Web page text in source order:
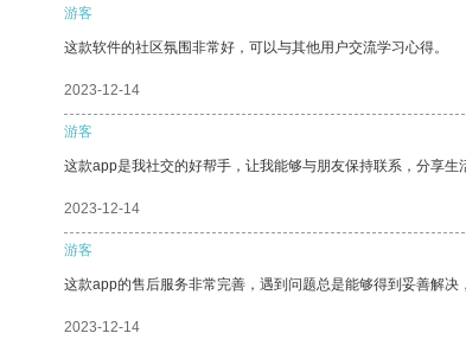
游客
这款软件的社区氛围非常好，可以与其他用户交流学习心得。
2023-12-14
游客
这款app是我社交的好帮手，让我能够与朋友保持联系，分享生
2023-12-14
游客
这款app的售后服务非常完善，遇到问题总是能够得到妥善解决
2023-12-14